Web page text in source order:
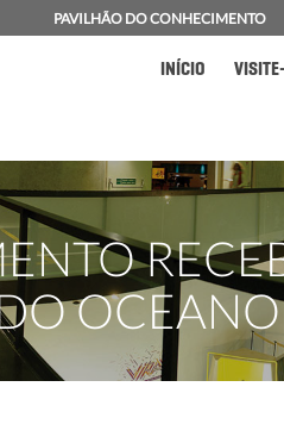
PAVILHÃO DO CONHECIMENTO
INÍCIO
OCEANO